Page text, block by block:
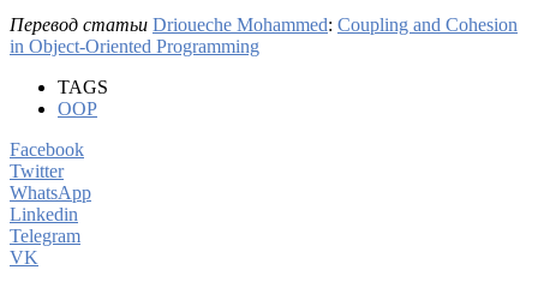
Перевод статьи Drioueche Mohammed: Coupling and Cohesion
in Object-Oriented Programming
TAGS
OOP
Facebook
Twitter
WhatsApp
Linkedin
Telegram
VK